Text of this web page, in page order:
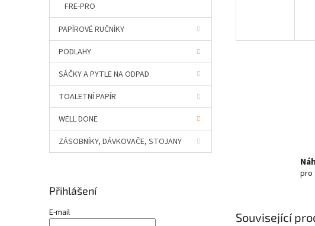
FRE-PRO
PAPÍROVÉ RUČNÍKY
PODLAHY
SÁČKY A PYTLE NA ODPAD
TOALETNÍ PAPÍR
WELL DONE
ZÁSOBNÍKY, DÁVKOVAČE, STOJANY
Přihlášení
E-mail
pro
Související